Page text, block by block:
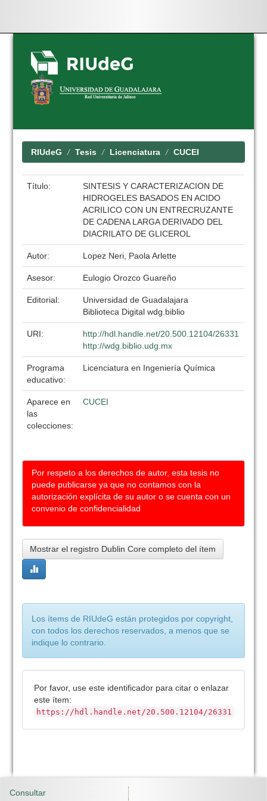
Skip
navigation
RIUdeG Tesis Licenciatura CUCEI
Título:
SINTESIS Y CARACTERIZACION DE
HIDROGELES BASADOS EN ACIDO
ACRILICO CON UN ENTRECRUZANTE
DE CADENA LARGA DERIVADO DEL
DIACRILATO DE GLICEROL
Autor: Lopez Neri, Paola Arlette
Asesor: Eulogio Orozco Guareño
Editorial:
Universidad de Guadalajara
Biblioteca Digital wdg.biblio
URI:
http://hdl.handle.net/20.500.12104/26331
http://wdg.biblio.udg.mx
Programa
educativo:
Licenciatura en Ingeniería Química
Aparece en
las
colecciones:
CUCEI
Por respeto a los derechos de autor, esta tesis no
puede publicarse ya que no contamos con la
autorización explícita de su autor o se cuenta con un
convenio de confidencialidad
Mostrar el registro Dublin Core completo del ítem
Los ítems de RIUdeG están protegidos por copyright,
con todos los derechos reservados, a menos que se
indique lo contrario.
Por favor, use este identificador para citar o enlazar
este ítem:
https://hdl.handle.net/20.500.12104/26331
Consultar